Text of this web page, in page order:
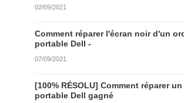
02/09/2021
Comment réparer l'écran noir d'un
portable Dell -
07/09/2021
[100% RÉSOLU] Comment réparer
portable Dell gagné